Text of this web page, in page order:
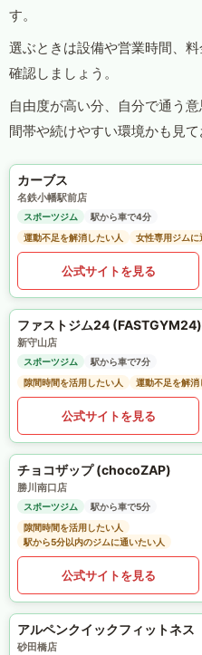
す。
選ぶときは設備や営業時間、
確認しましょう。
自由度が高い分、自分で通う
間帯や続けやすい環境かも見て
カーブス
名鉄小幡駅前店
スポーツジム
駅から車で4分
運動不足を解消したい人
女性専用ジムに
公式サイトを見る
ファストジム24 (FASTGYM24)
新守山店
スポーツジム
駅から車で7分
隙間時間を活用したい人
運動不足を解消
公式サイトを見る
チョコザップ (chocoZAP)
勝川南口店
スポーツジム
駅から車で5分
隙間時間を活用したい人
駅から5分以内のジムに通いたい人
公式サイトを見る
アルペンクイックフィットネス
砂田橋店